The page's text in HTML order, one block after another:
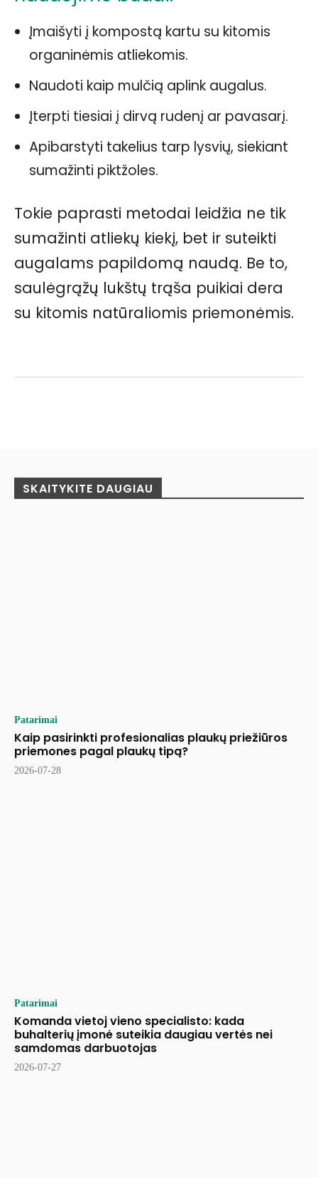
Įmaišyti į kompostą kartu su kitomis
organinėmis atliekomis.
Naudoti kaip mulčią aplink augalus.
Įterpti tiesiai į dirvą rudenį ar pavasarį.
Apibarstyti takelius tarp lysvių, siekiant
sumažinti piktžoles.
Tokie paprasti metodai leidžia ne tik
sumažinti atliekų kiekį, bet ir suteikti
augalams papildomą naudą. Be to,
saulėgrąžų lukštų trąša puikiai dera
su kitomis natūraliomis priemonėmis.
SKAITYKITE DAUGIAU
Patarimai
Kaip pasirinkti profesionalias plaukų priežiūros
priemones pagal plaukų tipą?
2026-07-28
Patarimai
Komanda vietoj vieno specialisto: kada
buhalterių įmonė suteikia daugiau vertės nei
samdomas darbuotojas
2026-07-27